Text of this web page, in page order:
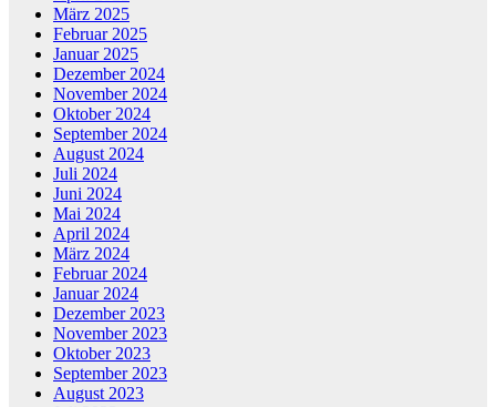
März 2025
Februar 2025
Januar 2025
Dezember 2024
November 2024
Oktober 2024
September 2024
August 2024
Juli 2024
Juni 2024
Mai 2024
April 2024
März 2024
Februar 2024
Januar 2024
Dezember 2023
November 2023
Oktober 2023
September 2023
August 2023